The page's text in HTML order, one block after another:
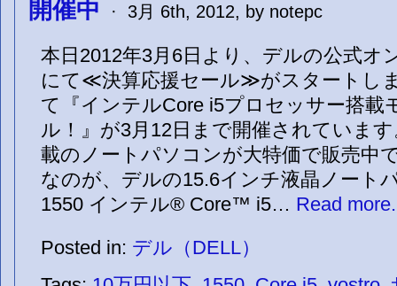
開催中
· 3月 6th, 2012, by notepc
本日2012年3月6日より、デルの公式オ
にて≪決算応援セール≫がスタートし
て『インテルCore i5プロセッサー搭載
ル！』が3月12日まで開催されていま
載のノートパソコンが大特価で販売中
なのが、デルの15.6インチ液晶ノート
1550 インテル® Core™ i5… Read more.
Posted in: デル（DELL）